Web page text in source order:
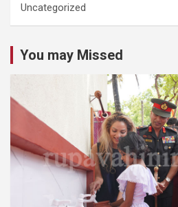
Uncategorized
You may Missed